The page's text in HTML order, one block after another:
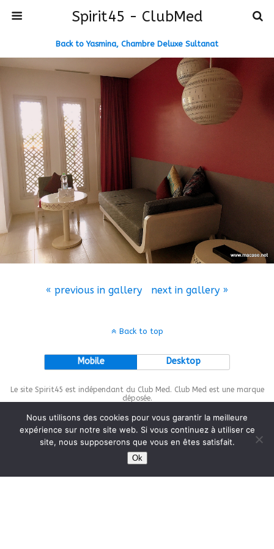
Spirit45 - ClubMed
Back to Yasmina, Chambre Deluxe Sultanat
« previous in gallery next in gallery »
Back to top
Mobile Desktop
Le site Spirit45 est indépendant du Club Med. Club Med est une marque
déposée.
This site is protected bywp-copyrightpro.com
Nous utilisons des cookies pour vous garantir la meilleure
expérience sur notre site web. Si vous continuez à utiliser ce
site, nous supposerons que vous en êtes satisfait.
Ok